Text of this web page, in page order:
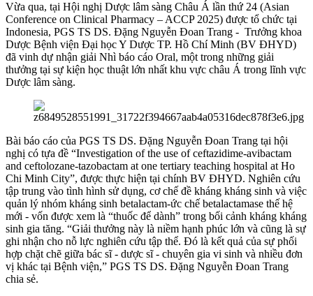
Vừa qua, tại Hội nghị Dược lâm sàng Châu Á lần thứ 24 (Asian
Conference on Clinical Pharmacy – ACCP 2025) được tổ chức tại
Indonesia, PGS TS DS. Đặng Nguyễn Đoan Trang - Trưởng khoa
Dược Bệnh viện Đại học Y Dược TP. Hồ Chí Minh (BV ĐHYD)
đã vinh dự nhận giải Nhì báo cáo Oral, một trong những giải
thưởng tại sự kiện học thuật lớn nhất khu vực châu Á trong lĩnh vực
Dược lâm sàng.
Bài báo cáo của PGS TS DS. Đặng Nguyễn Đoan Trang tại hội
nghị có tựa đề “Investigation of the use of ceftazidime-avibactam
and ceftolozane-tazobactam at one tertiary teaching hospital at Ho
Chi Minh City”, được thực hiện tại chính BV ĐHYD. Nghiên cứu
tập trung vào tình hình sử dụng, cơ chế đề kháng kháng sinh và việc
quản lý nhóm kháng sinh betalactam-ức chế betalactamase thế hệ
mới - vốn được xem là “thuốc để dành” trong bối cảnh kháng kháng
sinh gia tăng. “Giải thưởng này là niềm hạnh phúc lớn và cũng là sự
ghi nhận cho nỗ lực nghiên cứu tập thể. Đó là kết quả của sự phối
hợp chặt chẽ giữa bác sĩ - dược sĩ - chuyên gia vi sinh và nhiều đơn
vị khác tại Bệnh viện,” PGS TS DS. Đặng Nguyễn Đoan Trang
chia sẻ.